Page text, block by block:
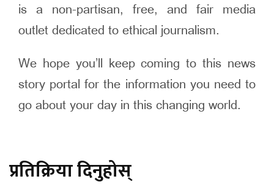
is a non-partisan, free, and fair media
outlet dedicated to ethical journalism.
We hope you’ll keep coming to this news
story portal for the information you need to
go about your day in this changing world.
प्रतिक्रिया दिनुहोस्